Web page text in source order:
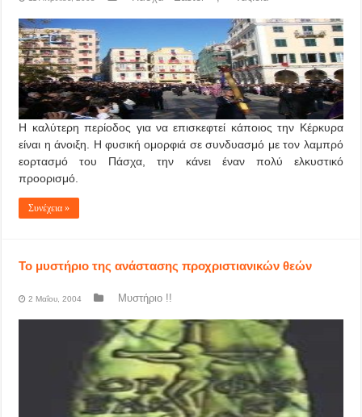
Η καλύτερη περίοδος για να επισκεφτεί κάποιος την Κέρκυρα
είναι η άνοιξη. Η φυσική ομορφιά σε συνδυασμό με τον λαμπρό
εορτασμό του Πάσχα, την κάνει έναν πολύ ελκυστικό
προορισμό.
Συνέχεια »
Το μυστήριο της ανάστασης προχριστιανικών θεών
2 Μαΐου, 2004 Μυστήριο !!